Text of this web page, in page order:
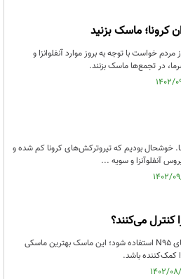
کرونا؛ ماسک بزنید
خواست با توجه به بروز موارد آنفلوانزا و
در تجمع‌ها ماسک بزنند.
خوشحال بودیم که تیروترکش‌های کرونا کم شده و
آنفلوآنزا و سویه ...
کنترل می‌کنند؟
در شرایط آلودگی هوا باید از ماسک‌ های N۹۵ استفاده شود؛ این ماسک بهترین ماسکی
کمک‌کننده باشد.